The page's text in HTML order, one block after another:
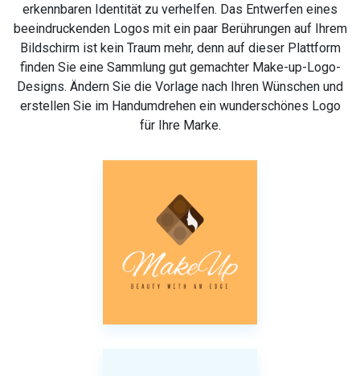
erkennbaren Identität zu verhelfen. Das Entwerfen eines
beeindruckenden Logos mit ein paar Berührungen auf Ihrem
Bildschirm ist kein Traum mehr, denn auf dieser Plattform
finden Sie eine Sammlung gut gemachter Make-up-Logo-
Designs. Ändern Sie die Vorlage nach Ihren Wünschen und
erstellen Sie im Handumdrehen ein wunderschönes Logo
für Ihre Marke.